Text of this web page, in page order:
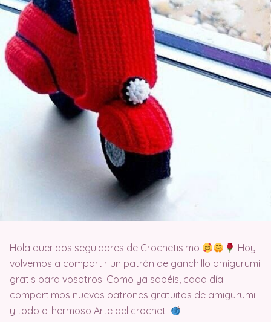
Hola queridos seguidores de Crochetisimo
Hoy
volvemos a compartir un patrón de ganchillo amigurumi
gratis para vosotros. Como ya sabéis, cada día
compartimos nuevos patrones gratuitos de amigurumi
y todo el hermoso Arte del crochet